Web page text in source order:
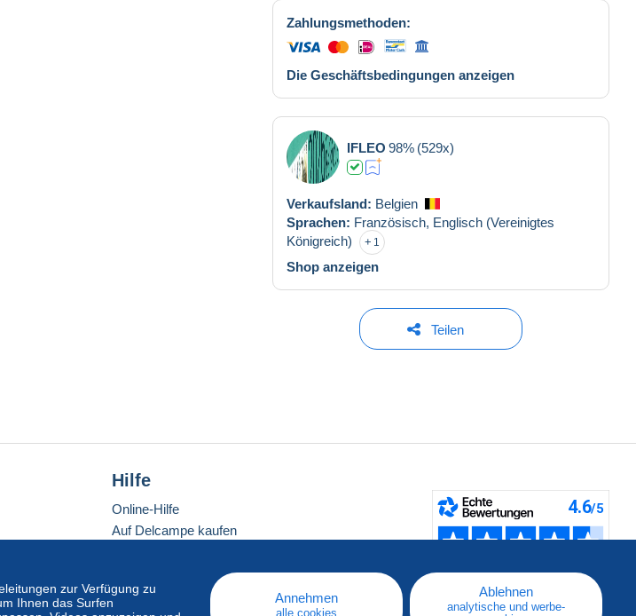
Zahlungsmethoden:
Die Geschäftsbedingungen anzeigen
IFLEO 98% (529x)
Verkaufsland: Belgien
Sprachen: Französisch, Englisch (Vereinigtes
Königreich)
1
Shop anzeigen
Teilen
zur Verfügung zu
Ihnen das Surfen
Annehmen
alle cookies
Ablehnen
analytische und werbe-
Hilfe
Online-Hilfe
Auf Delcampe kaufen
Eine sichere Website